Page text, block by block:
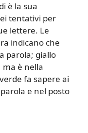
è la sua
tentativi per
lettere. Le
indicano che
parola; giallo
ma è nella
fa sapere ai
e nel posto